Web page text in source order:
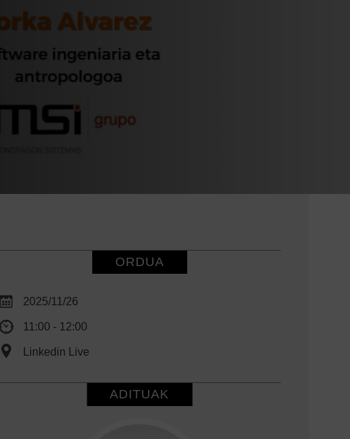
ORDUA
2025/11/26
11:00 12:00
Linkedin Live
ADITUAK